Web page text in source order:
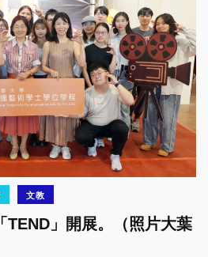
文教
TEND」開展。（照片大葉